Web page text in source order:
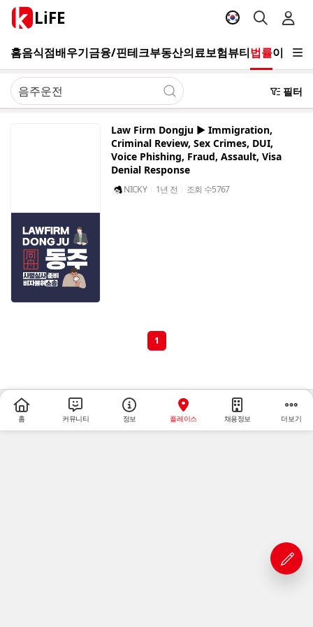
LiFE
홈음식점배우기금융/핀테크부동산의료보험뷰티법률이사/
필터
Law Firm Dongju ▶️ Immigration,
Criminal Review, Sex Crimes, DUI,
Voice Phishing, Fraud, Assault, Visa
Denial Response
NICKY 1년 전 조회 수5767
1
홈 커뮤니티 정보 플레이스 채용정보 더보기